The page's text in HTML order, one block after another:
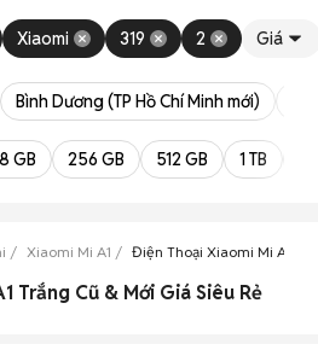
Xiaomi 319 2 Giá
Bình Dương (TP Hồ Chí Minh mới)
GB 256 GB 512 GB 1 TB
Xiaomi Mi A1 Điện Thoại Xiaomi Mi A1
Trắng Cũ & Mới Giá Siêu Rẻ